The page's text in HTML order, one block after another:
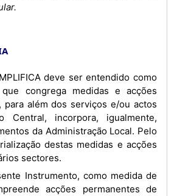
congrega medidas e acções
para além dos serviços e/ou actos
Central, incorpora, igualmente,
da Administração Local. Pelo
destas medidas e acções
sectores.
acções permanentes de